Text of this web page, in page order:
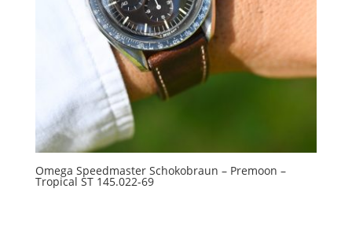
Omega Speedmaster Schokobraun – Premoon –
Tropical ST 145.022-69